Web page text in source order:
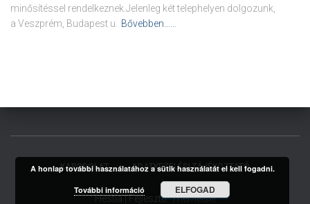
minősítéssel rendelkeznek.Jelenleg két telephelyen dolgozunk,
a Veszprém, Budapest u.
Bővebben……
KAPCSOLAT ADATKEZELÉSI TÁJÉKOZTATÓ
Hestia | Fejlesztő:ThemeIsle
A honlap további használatához a sütik használatát el kell fogadni.
További információ ELFOGAD